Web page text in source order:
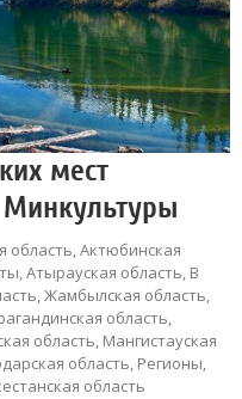
мест
Минкультуры
область,Актюбинская
,Атырауская область, В
,Жамбылская область,
область,
область, Мангистауская
область, Регионы,
область